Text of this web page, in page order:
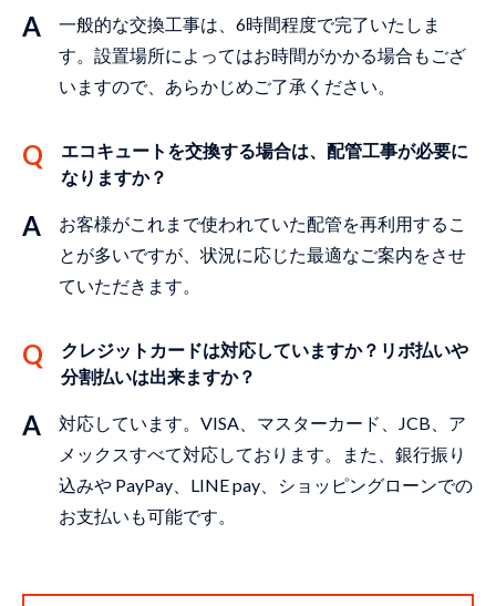
⼀般的な交換⼯事は、6時間程度で完了いたしま
す。設置場所によってはお時間がかかる場合もござ
いますので、あらかじめご了承ください。
エコキュートを交換する場合は、配管⼯事が必要に
なりますか？
お客様がこれまで使われていた配管を再利⽤するこ
とが多いですが、状況に応じた最適なご案内をさせ
ていただきます。
クレジットカードは対応していますか？リボ払いや
分割払いは出来ますか？
対応しています。VISA、マスターカード、JCB、ア
メックスすべて対応しております。また、銀⾏振り
込みや PayPay、LINE pay、ショッピングローンでの
お⽀払いも可能です。